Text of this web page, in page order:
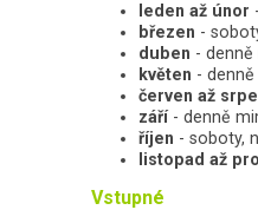
leden až únor
březen -
duben -
květen -
červen až
září- denně
říjen - soboty,
listopad až
Vstupné